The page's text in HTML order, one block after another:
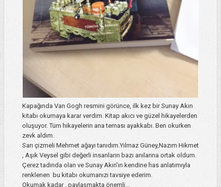
Kapağında Van Gogh resmini görünce, ilk kez bir Sunay Akın
kitabı okumaya karar verdim. Kitap akıcı ve güzel hikayelerden
oluşuyor. Tüm hikayelerin ana teması ayakkabı. Ben okurken
zevk aldım.
Sarı çizmeli Mehmet ağayı tanıdım.Yılmaz Güney,Nazım Hikmet
, Aşık Veysel gibi değerli insanların bazı anılarına ortak oldum.
Çerez tadında olan ve Sunay Akın'ın kendine has anlatımıyla
renklenen bu kitabı okumanızı tavsiye ederim.
Okumak kadar , paylaşmakta önemli...